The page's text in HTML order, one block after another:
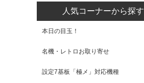
人気コーナーから探す
本日の目玉！
名機・レトロお取り寄せ
設定7基板「極メ」対応機種